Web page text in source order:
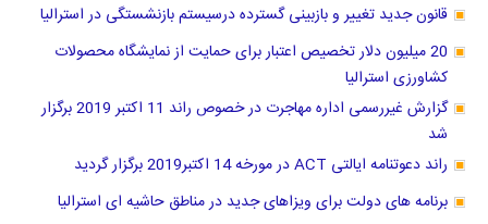
قانون جدید تغییر و بازبینی گسترده درسیستم بازنشستگی در استرالیا
20 میلیون دلار تخصیص اعتبار برای حمایت از نمایشگاه محصولات
کشاورزی استرالیا
گزارش غیررسمی اداره مهاجرت در خصوص راند 11 اکتبر 2019 برگزار
شد
راند دعوتنامه ایالتی ACT در مورخه 14 اکتبر2019 برگزار گردید
برنامه های دولت برای ویزاهای جدید در مناطق حاشیه ای استرالیا